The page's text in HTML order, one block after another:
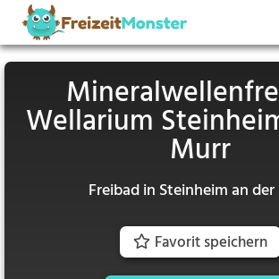
Wellarium
Murr
Freibad in Steinheim an
Favorit speichern